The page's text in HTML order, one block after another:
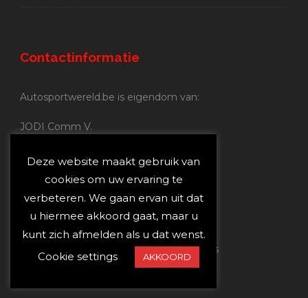
Contactinformatie
Autosportwereld.be is eigendom van:
JODI Comm V.
Nijverheidsstraat 70
2160 Wommelgem
Autosportwereld.be:
Redactie:joost@autosportwereld.be
Verantwoordelijke uitgever: Joost Custers
Deze website maakt gebruik van
cookies om uw ervaring te
verbeteren. We gaan ervan uit dat
u hiermee akkoord gaat, maar u
kunt zich afmelden als u dat wenst.
Cookie settings
AKKOORD